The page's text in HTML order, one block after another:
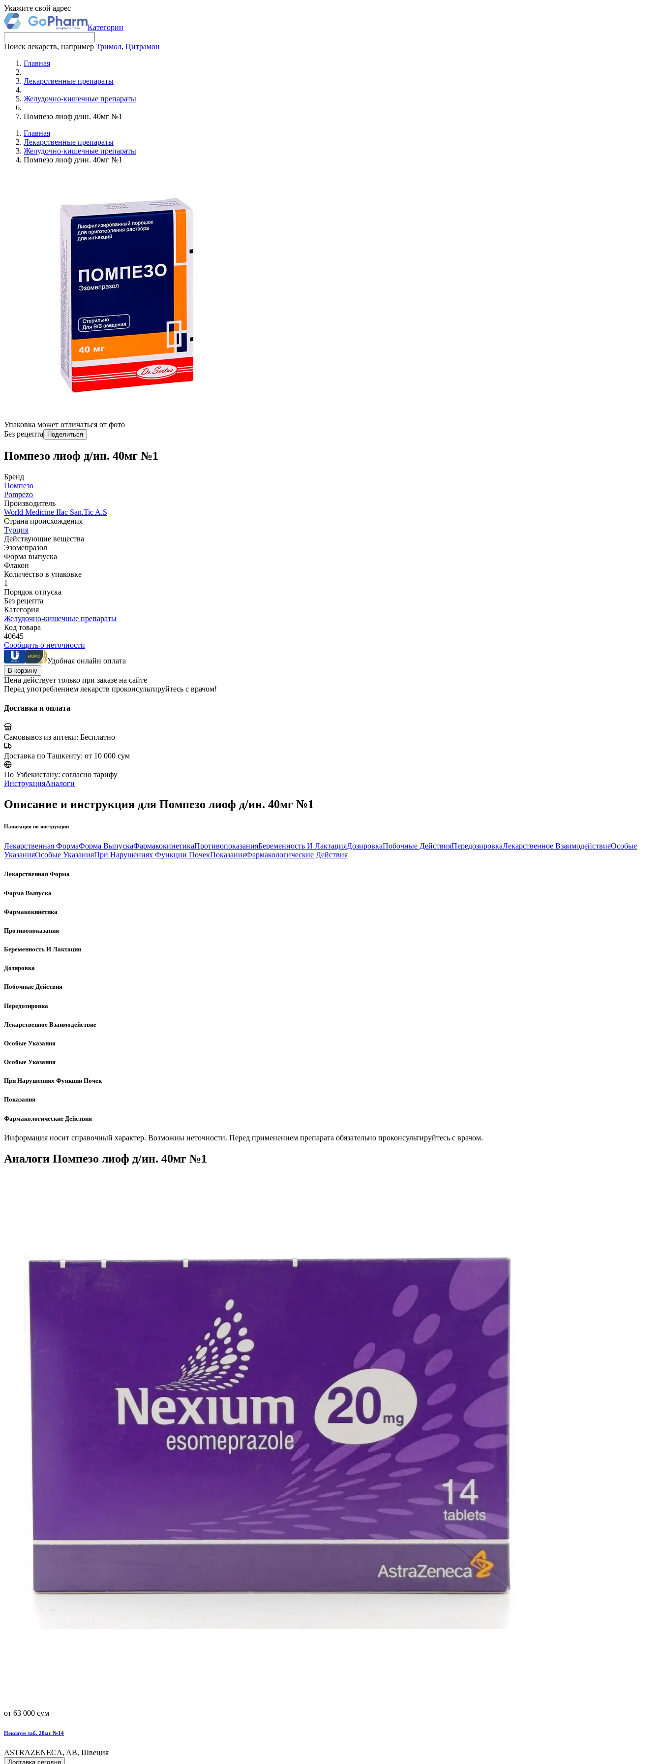
Укажите свой адрес
Категории
Поиск лекарств, например Тримол, Цитрамон
Главная
Лекарственные препараты
Желудочно-кишечные препараты
Помпезо лиоф д/ин. 40мг №1
Главная
Лекарственные препараты
Желудочно-кишечные препараты
Помпезо лиоф д/ин. 40мг №1
Упаковка может отличаться от фото
Без рецепта
Поделиться
Помпезо лиоф д/ин. 40мг №1
Бренд
Помпезо
Pompezo
Производитель
World Мedicine IIac San.Tic A.S
Страна происхождения
Турция
Действующие вещества
Эзомепразол
Форма выпуска
Флакон
Количество в упаковке
1
Порядок отпуска
Без рецепта
Категория
Желудочно-кишечные препараты
Код товара
40645
Сообщить о неточности
Удобная онлайн оплата
В корзину
Цена действует только при заказе на сайте
Перед употреблением лекарств проконсультируйтесь с врачом!
Доставка и оплата
Самовывоз из аптеки: Бесплатно
Доставка по Ташкенту: от 10 000 сум
По Узбекистану: согласно тарифу
ИнструкцияАналоги
Описание и инструкция для Помпезо лиоф д/ин. 40мг №1
Навигация по инструкции
Лекарственная ФормаФорма ВыпускаФармакокинетикаПротивопоказанияБеременность И ЛактацияДозировкаПобочные ДействияПередозировкаЛекарственное ВзаимодействиеОсобые
УказанияОсобые УказанияПри Нарушениях Функции ПочекПоказанияФармакологические Действия
Лекарственная Форма
Форма Выпуска
Фармакокинетика
Противопоказания
Беременность И Лактация
Дозировка
Побочные Действия
Передозировка
Лекарственное Взаимодействие
Особые Указания
Особые Указания
При Нарушениях Функции Почек
Показания
Фармакологические Действия
Информация носит справочный характер. Возможны неточности. Перед применением препарата обязательно проконсультируйтесь с врачом.
Аналоги Помпезо лиоф д/ин. 40мг №1
от 63 000 сум
Нексиум таб. 20мг №14
ASTRAZENECA, AB, Швеция
Доставка сегодня